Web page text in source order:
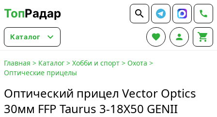
ТопРадар  
Каталог    
Главная > Каталог > Хобби и спорт > Охота >
Оптические прицелы
Оптический прицел Vector Optics
30мм FFP Taurus 3-18X50 GENII